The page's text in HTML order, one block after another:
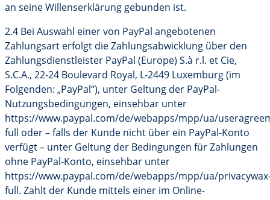
an seine Willenserklärung gebunden ist.
2.4 Bei Auswahl einer von PayPal angebotenen
Zahlungsart erfolgt die Zahlungsabwicklung über den
Zahlungsdienstleister PayPal (Europe) S.à r.l. et Cie,
S.C.A., 22-24 Boulevard Royal, L-2449 Luxemburg (im
Folgenden: „PayPal“), unter Geltung der PayPal-
Nutzungsbedingungen, einsehbar unter
https://www.paypal.com/de/webapps/mpp/ua/
full oder – falls der Kunde nicht über ein PayPal-Konto
verfügt – unter Geltung der Bedingungen für Zahlungen
ohne PayPal-Konto, einsehbar unter
https://www.paypal.com/de/webapps/mpp/ua/
full. Zahlt der Kunde mittels einer im Online-